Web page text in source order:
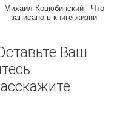
Михаил Коцюбинский - Что
записано в книге жизни
Ваш